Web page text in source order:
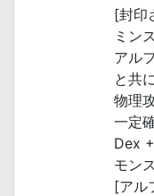
[封印
ミン
アル
と共
物理
一定
Dex
モン
[アル